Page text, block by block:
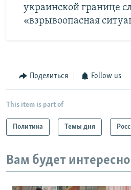
украинской границе
«взрывоопасная
Поделиться Follow us
This item is part of
Политика Темы дня
Вам будет интересно